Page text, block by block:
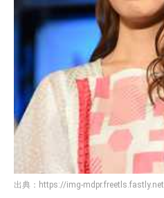
出典： https://img-mdpr.freetls.fastly.net